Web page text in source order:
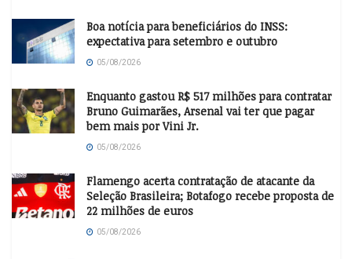
Boa notícia para beneficiários do INSS:
expectativa para setembro e outubro
05/08/2026
Enquanto gastou R$ 517 milhões para contratar
Bruno Guimarães, Arsenal vai ter que pagar
bem mais por Vini Jr.
05/08/2026
Flamengo acerta contratação de atacante da
Seleção Brasileira; Botafogo recebe proposta de
22 milhões de euros
05/08/2026